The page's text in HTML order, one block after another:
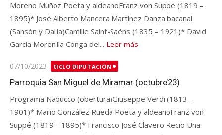
Moreno Muñoz Poeta y aldeanoFranz von Suppé (1819 –
1895)* José Alberto Mancera Martínez Danza bacanal
(Sansón y Dalila)Camille Saint-Saëns (1835 – 1921)* David
García Morenilla Conga del... Leer más
Publicado
en
07/10/2023 CICLO DIPUTACIÓN
Parroquia San Miguel de Miramar (octubre’23)
Programa Nabucco (obertura)Giuseppe Verdi (1813 –
1901)* Mario González Rueda Poeta y aldeanoFranz von
Suppé (1819 – 1895)* Francisco José Clavero Recio Una